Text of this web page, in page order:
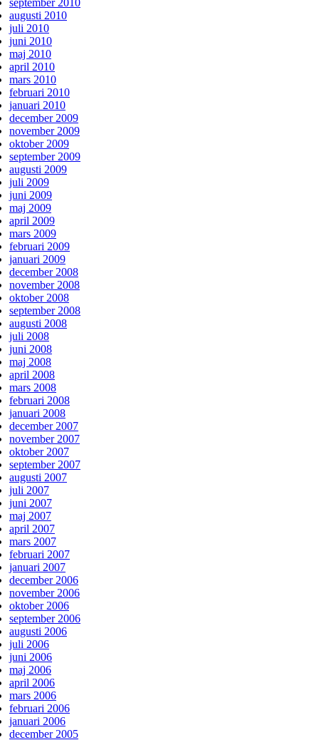
september 2010
augusti 2010
juli 2010
juni 2010
maj 2010
april 2010
mars 2010
februari 2010
januari 2010
december 2009
november 2009
oktober 2009
september 2009
augusti 2009
juli 2009
juni 2009
maj 2009
april 2009
mars 2009
februari 2009
januari 2009
december 2008
november 2008
oktober 2008
september 2008
augusti 2008
juli 2008
juni 2008
maj 2008
april 2008
mars 2008
februari 2008
januari 2008
december 2007
november 2007
oktober 2007
september 2007
augusti 2007
juli 2007
juni 2007
maj 2007
april 2007
mars 2007
februari 2007
januari 2007
december 2006
november 2006
oktober 2006
september 2006
augusti 2006
juli 2006
juni 2006
maj 2006
april 2006
mars 2006
februari 2006
januari 2006
december 2005